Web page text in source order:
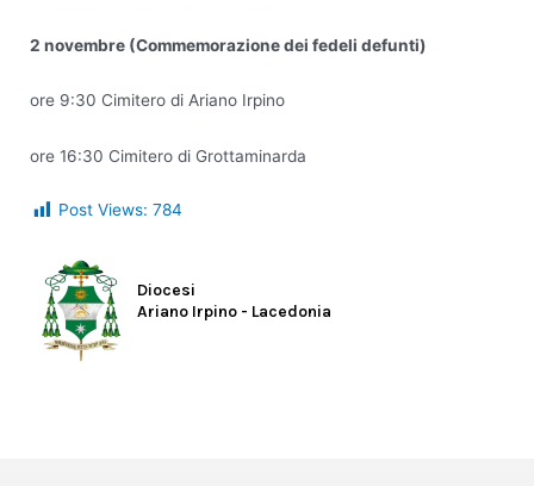
2 novembre (Commemorazione dei fedeli defunti)
ore 9:30 Cimitero di Ariano Irpino
ore 16:30 Cimitero di Grottaminarda
Post Views: 784
Diocesi
Ariano Irpino - Lacedonia